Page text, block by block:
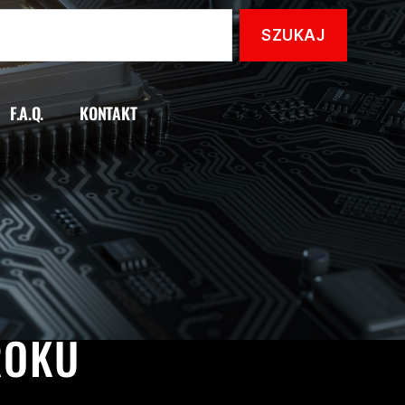
F.A.Q. KONTAKT